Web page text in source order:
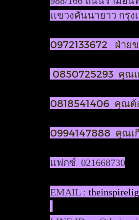
เเขวงคันนายาว กรุง
0972133672 ฝ่าย
0850725293 คุณ
0818541406 คุณต้
0994147888 คุณเ
แฟกซ์ 021668730
EMAIL :